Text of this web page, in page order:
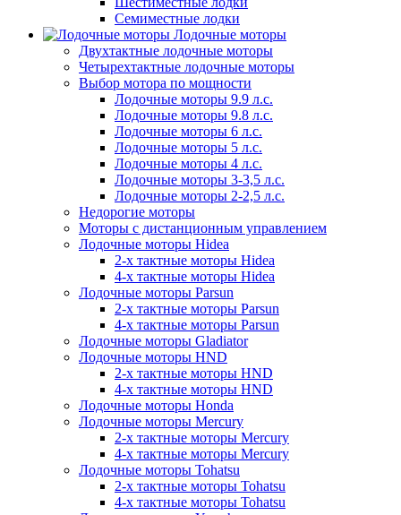
Семиместные лодки
Лодочные моторы
Двухтактные лодочные моторы
Четырехтактные лодочные моторы
Выбор мотора по мощности
Лодочные моторы 9.9 л.с.
Лодочные моторы 9.8 л.с.
Лодочные моторы 6 л.с.
Лодочные моторы 5 л.с.
Лодочные моторы 4 л.с.
Лодочные моторы 3-3,5 л.с.
Лодочные моторы 2-2,5 л.с.
Недорогие моторы
Моторы с дистанционным управлением
Лодочные моторы Hidea
2-х тактные моторы Hidea
4-х тактные моторы Hidea
Лодочные моторы Parsun
2-х тактные моторы Parsun
4-х тактные моторы Parsun
Лодочные моторы Gladiator
Лодочные моторы HND
2-х тактные моторы HND
4-х тактные моторы HND
Лодочные моторы Honda
Лодочные моторы Mercury
2-х тактные моторы Mercury
4-х тактные моторы Mercury
Лодочные моторы Tohatsu
2-х тактные моторы Tohatsu
4-х тактные моторы Tohatsu